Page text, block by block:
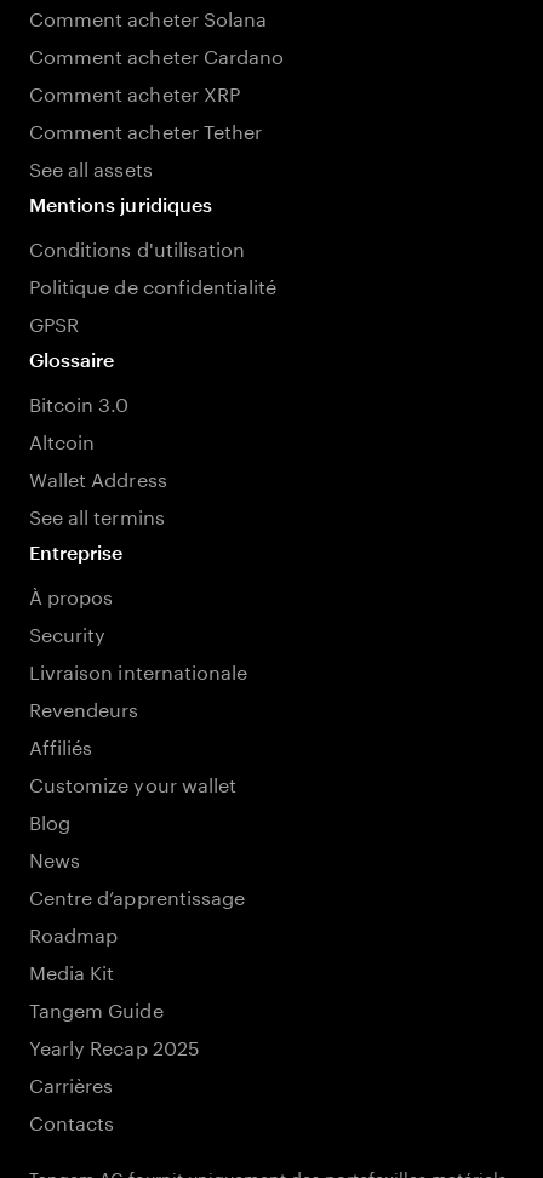
Comment acheter Solana
Comment acheter Cardano
Comment acheter XRP
Comment acheter Tether
See all assets
Mentions juridiques
Conditions d'utilisation
Politique de confidentialité
GPSR
Glossaire
Bitcoin 3.0
Altcoin
Wallet Address
See all termins
Entreprise
À propos
Security
Livraison internationale
Revendeurs
Affiliés
Customize your wallet
Blog
News
Centre d’apprentissage
Roadmap
Media Kit
Tangem Guide
Yearly Recap 2025
Carrières
Contacts